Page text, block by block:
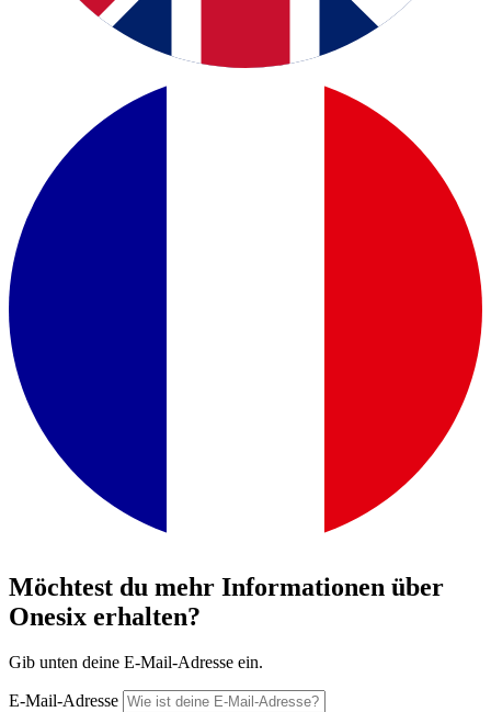
Möchtest du mehr Informationen über
Onesix erhalten?
Gib unten deine E-Mail-Adresse ein.
E-Mail-Adresse